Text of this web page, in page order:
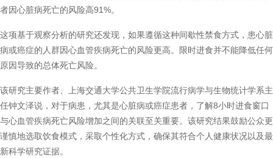
者因心脏病死亡的风险高91%。
这项基于观察分析的研究还发现，如果遵循这种间歇性禁食方式，患心脏
病或癌症的人群因心血管疾病死亡的风险更高。限时进食并不能降低任何
原因导致的总体死亡风险。
该研究主要作者、上海交通大学公共卫生学院流行病学与生物统计学系主
任钟文泽说，对于病患，尤其是心脏病或癌症患者，了解8小时进食窗口
与心血管疾病死亡风险增加之间的关联至关重要。该研究结果鼓励公众更
谨慎地选取饮食模式，采取个性化方式，确保其符合个人健康状况以及最
新科学研究证据。